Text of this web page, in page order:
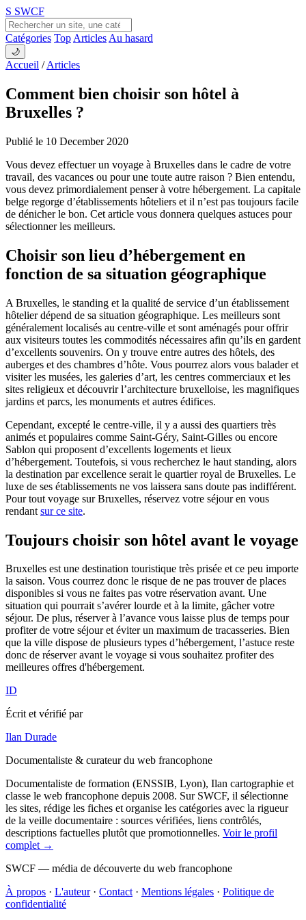
S SWCF
Catégories Top Articles Au hasard
🌙
Accueil /Articles
Comment bien choisir son hôtel à
Bruxelles ?
Publié le 10 December 2020
Vous devez effectuer un voyage à Bruxelles dans le cadre de votre
travail, des vacances ou pour une toute autre raison ? Bien entendu,
vous devez primordialement penser à votre hébergement. La capitale
belge regorge d’établissements hôteliers et il n’est pas toujours facile
de dénicher le bon. Cet article vous donnera quelques astuces pour
sélectionner les meilleurs.
Choisir son lieu d’hébergement en
fonction de sa situation géographique
A Bruxelles, le standing et la qualité de service d’un établissement
hôtelier dépend de sa situation géographique. Les meilleurs sont
généralement localisés au centre-ville et sont aménagés pour offrir
aux visiteurs toutes les commodités nécessaires afin qu’ils en gardent
d’excellents souvenirs. On y trouve entre autres des hôtels, des
auberges et des chambres d’hôte. Vous pourrez alors vous balader et
visiter les musées, les galeries d’art, les centres commerciaux et les
sites religieux et découvrir l’architecture bruxelloise, les magnifiques
jardins et parcs, les monuments et autres édifices.
Cependant, excepté le centre-ville, il y a aussi des quartiers très
animés et populaires comme Saint-Géry, Saint-Gilles ou encore
Sablon qui proposent d’excellents logements et lieux
d’hébergement. Toutefois, si vous recherchez le haut standing, alors
la destination par excellence serait le quartier royal de Bruxelles. Le
luxe de ses établissements ne vos laissera sans doute pas indifférent.
Pour tout voyage sur Bruxelles, réservez votre séjour en vous
rendant sur ce site.
Toujours choisir son hôtel avant le voyage
Bruxelles est une destination touristique très prisée et ce peu importe
la saison. Vous courrez donc le risque de ne pas trouver de places
disponibles si vous ne faites pas votre réservation avant. Une
situation qui pourrait s’avérer lourde et à la limite, gâcher votre
séjour. De plus, réserver à l’avance vous laisse plus de temps pour
profiter de votre séjour et éviter un maximum de tracasseries. Bien
que la ville dispose de plusieurs types d’hébergement, l’astuce reste
donc de réserver avant le voyage si vous souhaitez profiter des
meilleures offres d'hébergement.
ID
Écrit et vérifié par
Ilan Durade
Documentaliste & curateur du web francophone
Documentaliste de formation (ENSSIB, Lyon), Ilan cartographie et
classe le web francophone depuis 2008. Sur SWCF, il sélectionne
les sites, rédige les fiches et organise les catégories avec la rigueur
de la veille documentaire : sources vérifiées, liens contrôlés,
descriptions factuelles plutôt que promotionnelles. Voir le profil
complet →
SWCF — média de découverte du web francophone
À propos · L'auteur · Contact · Mentions légales · Politique de
confidentialité